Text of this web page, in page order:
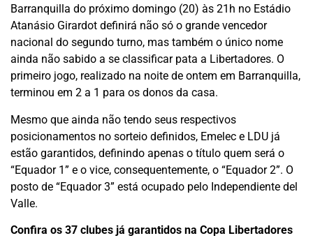
Barranquilla do próximo domingo (20) às 21h no Estádio
Atanásio Girardot definirá não só o grande vencedor
nacional do segundo turno, mas também o único nome
ainda não sabido a se classificar pata a Libertadores. O
primeiro jogo, realizado na noite de ontem em Barranquilla,
terminou em 2 a 1 para os donos da casa.
Mesmo que ainda não tendo seus respectivos
posicionamentos no sorteio definidos, Emelec e LDU já
estão garantidos, definindo apenas o título quem será o
“Equador 1” e o vice, consequentemente, o “Equador 2”. O
posto de “Equador 3” está ocupado pelo Independiente del
Valle.
Confira os 37 clubes já garantidos na Copa Libertadores